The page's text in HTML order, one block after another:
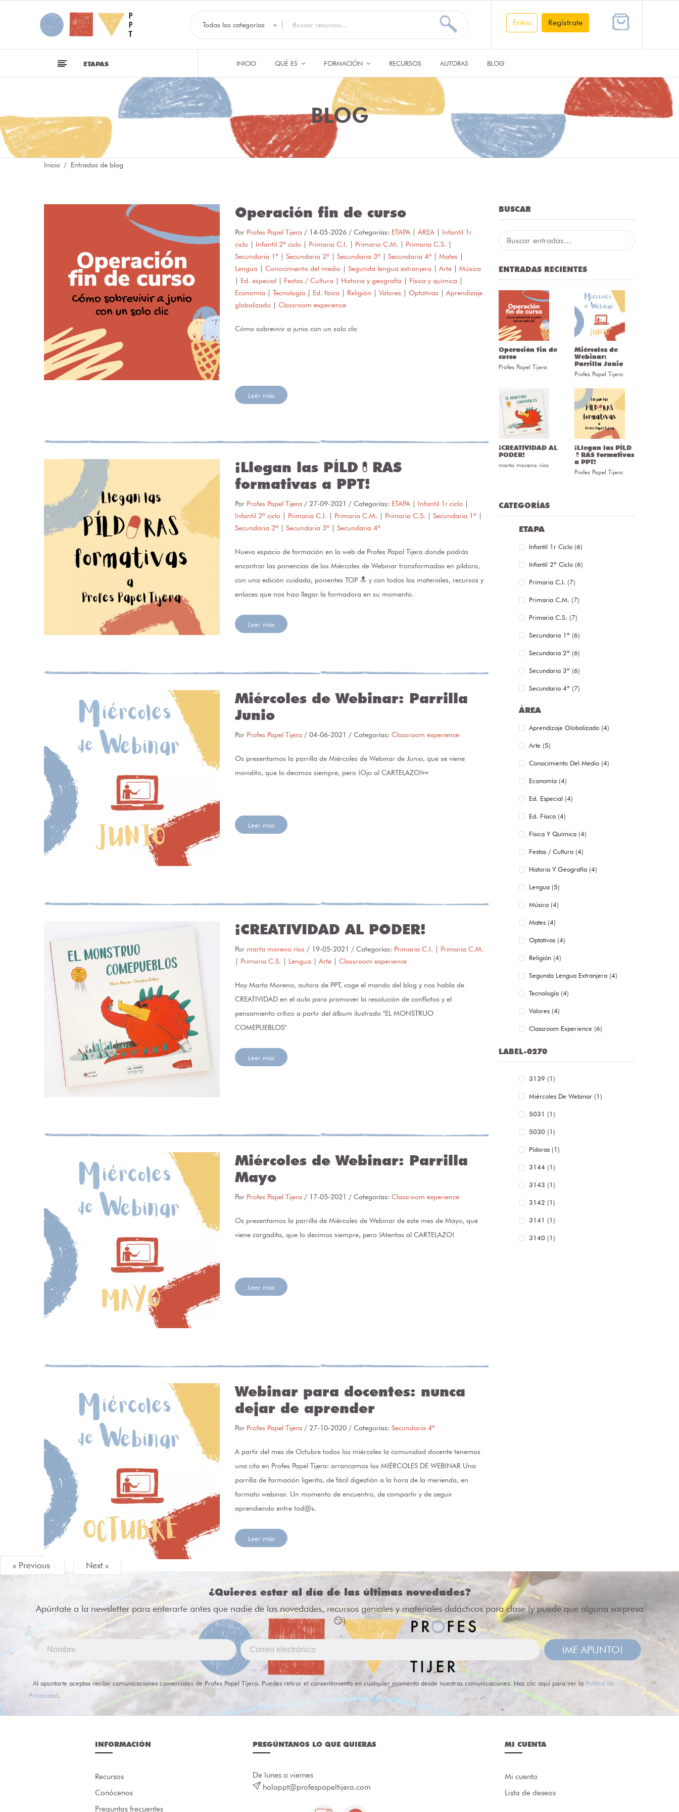
Todas las categorías Entra Regístrate
ETAPAS INICIO QUÉ ES FORMACIÓN RECURSOS AUTORAS BLOG
BLOG
Inicio Entradas de blog
Operación fin de curso
Por Profes Papel Tijera / 14-05-2026 / Categorías: ETAPA ÁREA
Infantil 1r
ciclo
Infantil 2º ciclo Primaria C.I. Primaria C.M. Primaria C.S.
Secundaria 1º
Secundaria 2º Secundaria 3º Secundaria 4º Mates
Lengua
Conocimiento del medio Segunda lengua extranjera Arte
Música
Ed. especial Festas / Cultura Historia y geografía Física y química
Economía
Tecnología Ed. física Religión Valores Optativas
Aprendizaje
globalizado
Classroom experience
Cómo sobrevivir a junio con un solo clic
Leer más
¡Llegan las PÍLD💊RAS
formativas a PPT!
Por Profes Papel Tijera / 27-09-2021 / Categorías: ETAPA Infantil 1r ciclo
Infantil 2º ciclo
Primaria C.I. Primaria C.M. Primaria C.S. Secundaria 1º
Secundaria 2º
Secundaria 3º Secundaria 4º
Nuevo espacio de formación en la web de Profes Papal Tijera donde podrás
encontrar las ponencias de los Miércoles de Webinar transformadas en píldora,
con una edición cuidada, ponentes TOP 🔝 y con todos los materiales, recursos y
enlaces que nos hizo llegar la formadora en su momento.
Leer más
Miércoles de Webinar: Parrilla
Junio
Por Profes Papel Tijera / 04-06-2021 / Categorías: Classroom experience
Os presentamos la parrilla de Miércoles de Webinar de Junio, que se viene
movidito, que lo decimos siempre, pero ¡Ojo al CARTELAZO!👀
Leer más
¡CREATIVIDAD AL PODER!
Por marta moreno ríos / 19-05-2021 / Categorías: Primaria C.I.
Primaria C.M.
Primaria C.S. Lengua Arte Classroom experience
Hoy Marta Moreno, autora de PPT, coge el mando del blog y nos habla de
CREATIVIDAD en el aula para promover la resolución de conflictos y el
pensamiento crítico a partir del álbum ilustrado "EL MONSTRUO
COMEPUEBLOS"
Leer más
Miércoles de Webinar: Parrilla
Mayo
Por Profes Papel Tijera / 17-05-2021 / Categorías: Classroom experience
Os presentamos la parrilla de Miércoles de Webinar de este mes de Mayo, que
viene cargadita, que lo decimos siempre, pero ¡Atentas al CARTELAZO!
Leer más
Webinar para docentes: nunca
dejar de aprender
Por Profes Papel Tijera / 27-10-2020 / Categorías: Secundaria 4º
A partir del mes de Octubre todos los miércoles la comunidad docente tenemos
una cita en Profes Papel Tijera: arrancamos los MIÉRCOLES DE WEBINAR Una
parrilla de formación ligerita, de fácil digestión a la hora de la merienda, en
formato webinar. Un momento de encuentro, de compartir y de seguir
aprendiendo entre tod@s.
Leer más
BUSCAR
ENTRADAS RECIENTES
Operación fin de
curso
Profes Papel Tijera
Miércoles de
Webinar:
Parrilla Junio
Profes Papel Tijera
¡CREATIVIDAD AL
PODER!
marta moreno ríos
¡Llegan las PÍLD
💊RAS formativas
a PPT!
Profes Papel Tijera
CATEGORÍAS
ETAPA
Infantil 1r Ciclo (6)
Infantil 2º Ciclo (6)
Primaria C.I. (7)
Primaria C.M. (7)
Primaria C.S. (7)
Secundaria 1º (6)
Secundaria 2º (6)
Secundaria 3º (6)
Secundaria 4º (7)
ÁREA
Aprendizaje Globalizado (4)
Arte (5)
Conocimiento Del Medio (4)
Economía (4)
Ed. Especial (4)
Ed. Física (4)
Física Y Química (4)
Festas / Cultura (4)
Historia Y Geografía (4)
Lengua (5)
Música (4)
Mates (4)
Optativas (4)
Religión (4)
Segunda Lengua Extranjera (4)
Tecnología (4)
Valores (4)
Classroom Experience (6)
LABEL-0270
3139 (1)
Miércoles De Webinar (1)
5031 (1)
5030 (1)
Pídoras (1)
3144 (1)
3143 (1)
3142 (1)
3141 (1)
3140 (1)
« Previous Next »
¿Quieres estar al día de las últimas novedades?
Apúntate a la newsletter para enterarte antes que nadie de las novedades, recursos geniales y materiales didácticos para clase (y puede que alguna sorpresa
😏)
¡ME APUNTO!
Al apuntarte aceptas recibir comunicaciones comerciales de Profes Papel Tijera. Puedes retirar el consentimiento en cualquier momento desde nuestras comunicaciones. Haz clic aquí para ver la Política de
Privacidad.
INFORMACIÓN
Recursos
Conócenos
Preguntas frecuentes
PREGÚNTANOS LO QUE QUIERAS
De lunes a viernes
holappt@profespapeltijera.com
MI CUENTA
Mi cuenta
Lista de deseos